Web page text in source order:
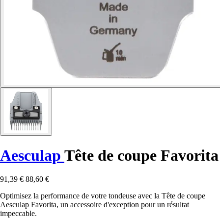
Aesculap Tête de coupe Favorita
91,39 € 88,60 €
Optimisez la performance de votre tondeuse avec la Tête de coupe
Aesculap Favorita, un accessoire d'exception pour un résultat
impeccable.